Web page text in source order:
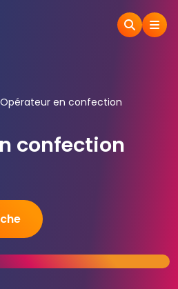
Opérateur en confection
confection